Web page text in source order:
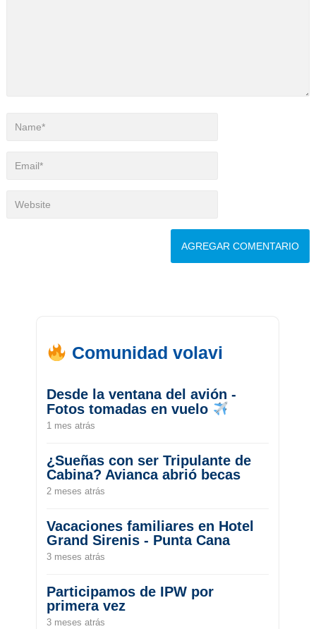
Comunidad volavi
Desde la ventana del avión -
Fotos tomadas en vuelo
1 mes atrás
¿Sueñas con ser Tripulante de
Cabina? Avianca abrió becas
2 meses atrás
Vacaciones familiares en Hotel
Grand Sirenis - Punta Cana
3 meses atrás
Participamos de IPW por
primera vez
3 meses atrás